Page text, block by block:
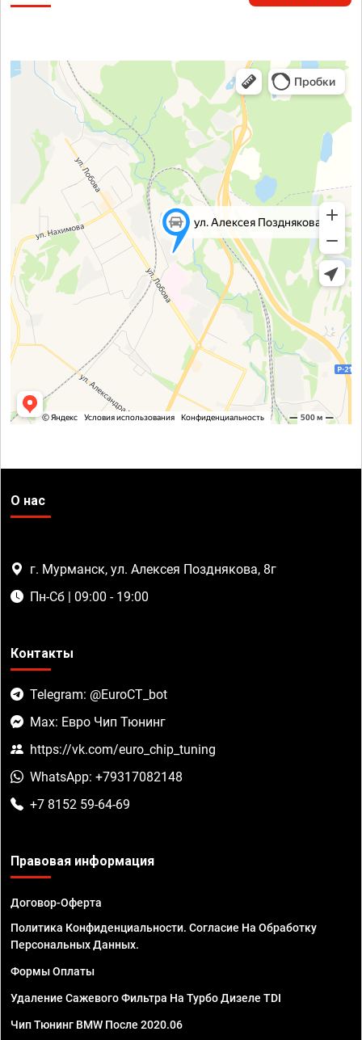
О нас
г. Мурманск, ул. Алексея Позднякова, 8г
Пн-Сб | 09:00 - 19:00
Контакты
Telegram: @EuroCT_bot
Max: Евро Чип Тюнинг
https://vk.com/euro_chip_tuning
WhatsApp: +79317082148
+7 8152 59-64-69
Правовая информация
Договор-Оферта
Политика Конфиденциальности. Согласие На Обработку
Персональных Данных.
Формы Оплаты
Удаление Сажевого Фильтра На Турбо Дизеле TDI
Чип Тюнинг BMW После 2020.06